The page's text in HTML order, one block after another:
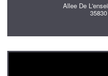
Allee De